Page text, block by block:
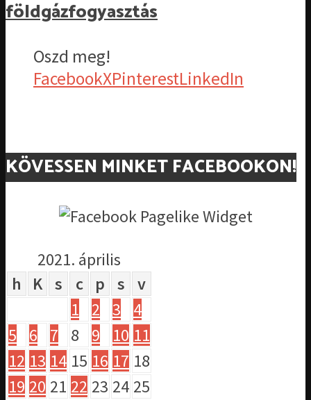
földgázfogyasztás
Oszd meg!
FacebookXPinterestLinkedIn
KÖVESSEN MINKET FACEBOOKON!
2021. április
h
K s c p s
v
1
2 3
4
5
6 7 8 9 10 11
12 13 14 15 16 17 18
19 20 21 22 23 24 25